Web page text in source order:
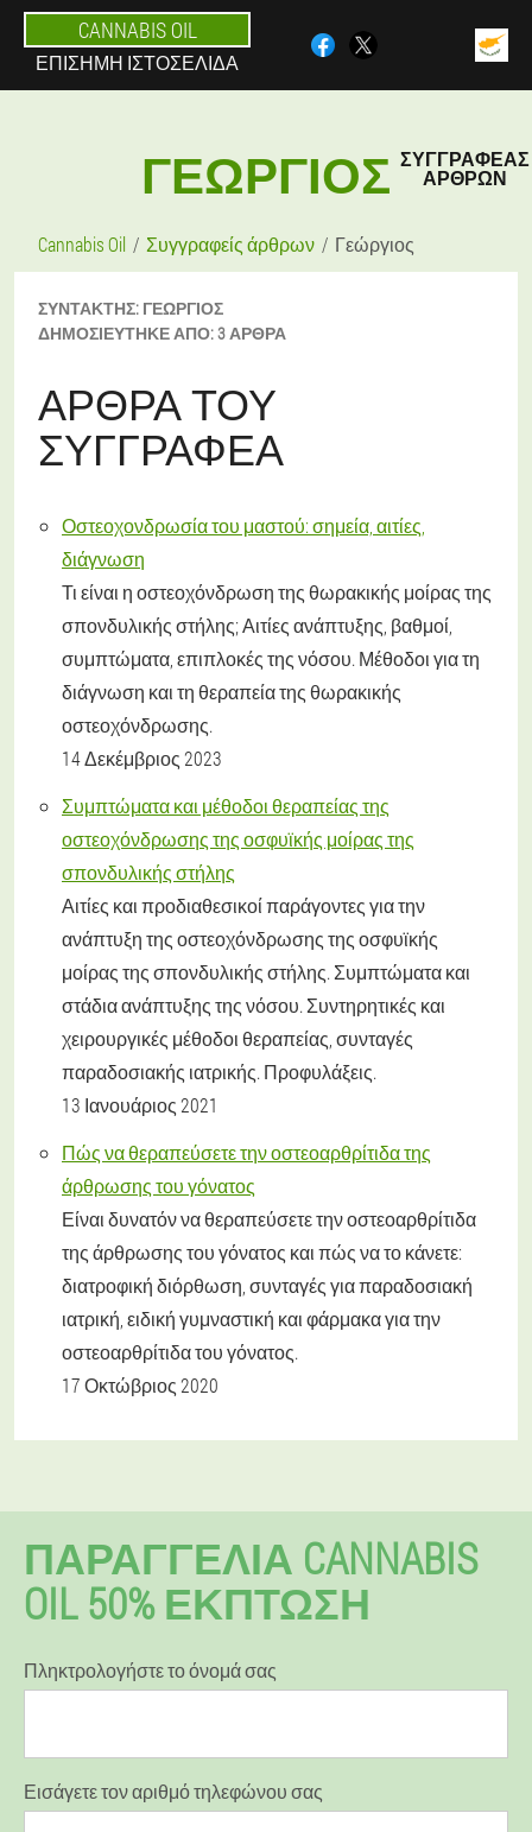
CANNABIS OIL
ΕΠΊΣΗΜΗ ΙΣΤΟΣΕΛΊΔΑ
ΓΕΏΡΓΙΟΣ ΣΥΓΓΡΑΦΈΑΣ
ΆΡΘΡΩΝ
Cannabis Oil Συγγραφείς άρθρων Γεώργιος
ΣΥΝΤΆΚΤΗΣ: ΓΕΏΡΓΙΟΣ
ΔΗΜΟΣΙΕΎΤΗΚΕ ΑΠΌ:3 ΆΡΘΡΑ
ΆΡΘΡΑ ΤΟΥ
ΣΥΓΓΡΑΦΈΑ
Οστεοχονδρωσία του μαστού: σημεία, αιτίες,
διάγνωση
Τι είναι η οστεοχόνδρωση της θωρακικής μοίρας της
σπονδυλικής στήλης; Αιτίες ανάπτυξης, βαθμοί,
συμπτώματα, επιπλοκές της νόσου. Μέθοδοι για τη
διάγνωση και τη θεραπεία της θωρακικής
οστεοχόνδρωσης.
14 Δεκέμβριος 2023
Συμπτώματα και μέθοδοι θεραπείας της
οστεοχόνδρωσης της οσφυϊκής μοίρας της
σπονδυλικής στήλης
Αιτίες και προδιαθεσικοί παράγοντες για την
ανάπτυξη της οστεοχόνδρωσης της οσφυϊκής
μοίρας της σπονδυλικής στήλης. Συμπτώματα και
στάδια ανάπτυξης της νόσου. Συντηρητικές και
χειρουργικές μέθοδοι θεραπείας, συνταγές
παραδοσιακής ιατρικής. Προφυλάξεις.
13 Ιανουάριος 2021
Πώς να θεραπεύσετε την οστεοαρθρίτιδα της
άρθρωσης του γόνατος
Είναι δυνατόν να θεραπεύσετε την οστεοαρθρίτιδα
της άρθρωσης του γόνατος και πώς να το κάνετε:
διατροφική διόρθωση, συνταγές για παραδοσιακή
ιατρική, ειδική γυμναστική και φάρμακα για την
οστεοαρθρίτιδα του γόνατος.
17 Οκτώβριος 2020
ΠΑΡΑΓΓΕΛΊΑ CANNABIS
OIL 50% ΈΚΠΤΩΣΗ
Πληκτρολογήστε το όνομά σας
Εισάγετε τον αριθμό τηλεφώνου σας